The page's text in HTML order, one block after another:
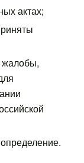
актах;
жалобы,